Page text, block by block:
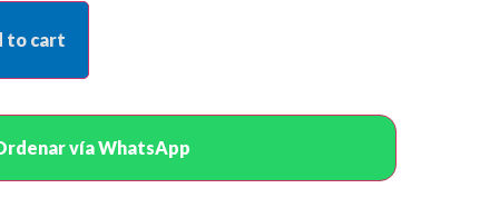
to cart
vía WhatsApp